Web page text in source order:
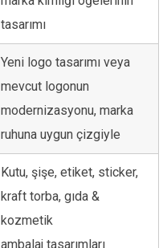
tasarımı
Yeni logo tasarımı veya
mevcut logonun
modernizasyonu, marka
ruhuna uygun çizgiyle
Kutu, şişe, etiket, sticker,
kraft torba, gıda &
kozmetik
ambalaj tasarımları